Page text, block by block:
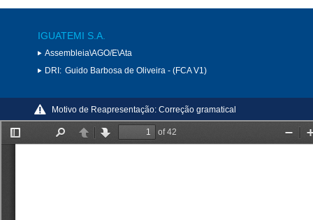
IGUATEMI S.A.
Assembleia\AGO/E\Ata
DRI: Guido Barbosa de Oliveira - (FCA V1)
Motivo de Reapresentação: Correção gramatical